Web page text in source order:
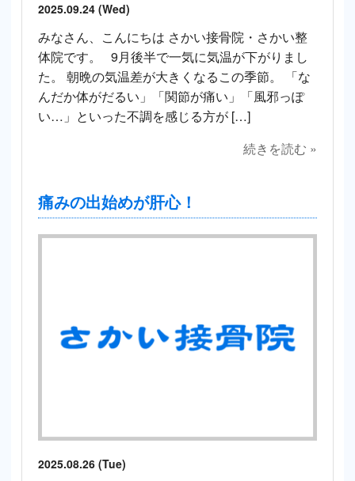
2025.09.24 (Wed)
みなさん、こんにちは さかい接骨院・さかい整
体院です。 9月後半で一気に気温が下がりまし
た。 朝晩の気温差が大きくなるこの季節。 「な
んだか体がだるい」「関節が痛い」「風邪っぽ
い…」といった不調を感じる方が […]
続きを読む »
痛みの出始めが肝心！
2025.08.26 (Tue)